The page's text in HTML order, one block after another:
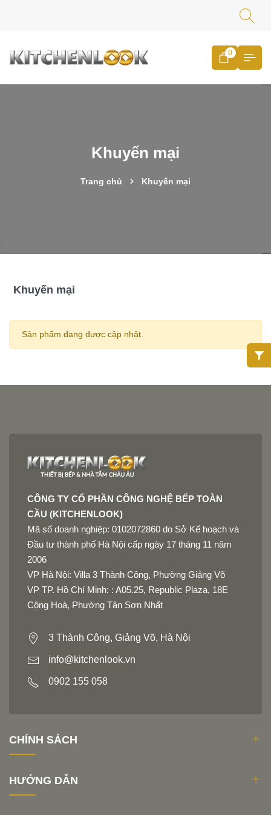
0
Khuyến mại
Trang chủ Khuyến mại
Khuyến mại
Sản phẩm đang được cập nhật.
CÔNG TY CỔ PHẦN CÔNG NGHỆ BẾP TOÀN
CẦU (KITCHENLOOK)
Mã số doanh nghiệp: 0102072860 do Sở Kế hoạch và
Đầu tư thành phố Hà Nội cấp ngày 17 tháng 11 năm
2006
VP Hà Nội: Villa 3 Thành Công, Phường Giảng Võ
VP TP. Hồ Chí Minh: : A05.25, Republic Plaza, 18E
Cộng Hoà, Phường Tân Sơn Nhất
3 Thành Công, Giảng Võ, Hà Nội
info@kitchenlook.vn
0902 155 058
CHÍNH SÁCH
HƯỚNG DẪN